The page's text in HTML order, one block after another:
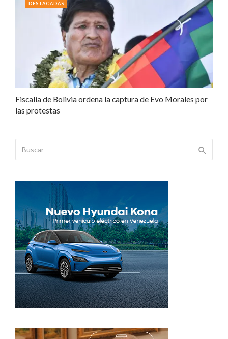
Fiscalía de Bolivia ordena la captura de Evo Morales por
las protestas
DESTACADAS